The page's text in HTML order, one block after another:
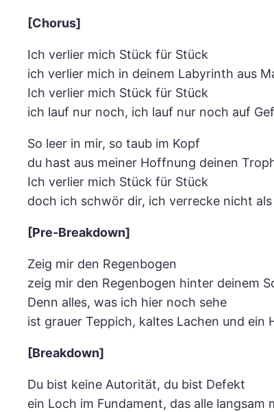
[Chorus]
Ich verlier mich Stück für Stück
ich verlier mich in deinem Labyrinth aus
Ich verlier mich Stück für Stück
ich lauf nur noch, ich lauf nur noch auf
So leer in mir, so taub im Kopf
du hast aus meiner Hoffnung deinen
Ich verlier mich Stück für Stück
doch ich schwör dir, ich verrecke nicht
[Pre-Breakdown]
Zeig mir den Regenbogen
zeig mir den Regenbogen hinter deinem
Denn alles, was ich hier noch sehe
ist grauer Teppich, kaltes Lachen und ein
[Breakdown]
Du bist keine Autorität, du bist Defekt
ein Loch im Fundament, das alle langsam